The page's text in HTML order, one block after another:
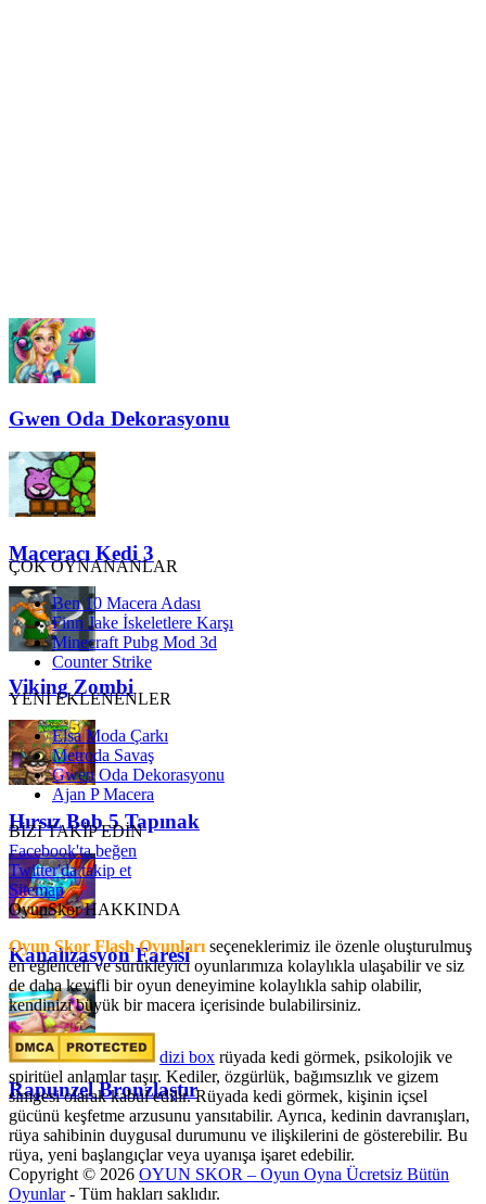
Gwen Oda Dekorasyonu
Maceracı Kedi 3
Viking Zombi
Hırsız Bob 5 Tapınak
Kanalizasyon Faresi
Rapunzel Bronzlaştır
ÇOK OYNANANLAR
Ben 10 Macera Adası
Finn Jake İskeletlere Karşı
Minecraft Pubg Mod 3d
Counter Strike
YENİ EKLENENLER
Elsa Moda Çarkı
Metroda Savaş
Gwen Oda Dekorasyonu
Ajan P Macera
BİZİ TAKİP EDİN
Facebook'ta beğen
Twitter'da takip et
Sitemap
OyunSkor HAKKINDA
Oyun Skor Flash Oyunları seçeneklerimiz ile özenle oluşturulmuş
en eğlenceli ve sürükleyici oyunlarımıza kolaylıkla ulaşabilir ve siz
de daha keyifli bir oyun deneyimine kolaylıkla sahip olabilir,
kendinizi büyük bir macera içerisinde bulabilirsiniz.
dizi box rüyada kedi görmek​, psikolojik ve
spiritüel anlamlar taşır. Kediler, özgürlük, bağımsızlık ve gizem
simgesi olarak kabul edilir. Rüyada kedi görmek, kişinin içsel
gücünü keşfetme arzusunu yansıtabilir. Ayrıca, kedinin davranışları,
rüya sahibinin duygusal durumunu ve ilişkilerini de gösterebilir. Bu
rüya, yeni başlangıçlar veya uyanışa işaret edebilir.
Copyright © 2026 OYUN SKOR – Oyun Oyna Ücretsiz Bütün
Oyunlar- Tüm hakları saklıdır.